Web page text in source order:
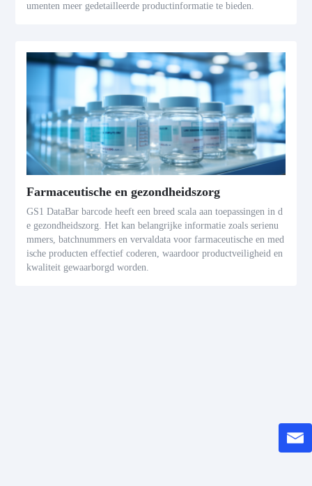
umenten meer gedetailleerde productinformatie te bieden.
Farmaceutische en gezondheidszorg
GS1 DataBar barcode heeft een breed scala aan toepassingen in d
e gezondheidszorg. Het kan belangrijke informatie zoals serienu
mmers, batchnummers en vervaldata voor farmaceutische en med
ische producten effectief coderen, waardoor productveiligheid en
kwaliteit gewaarborgd worden.